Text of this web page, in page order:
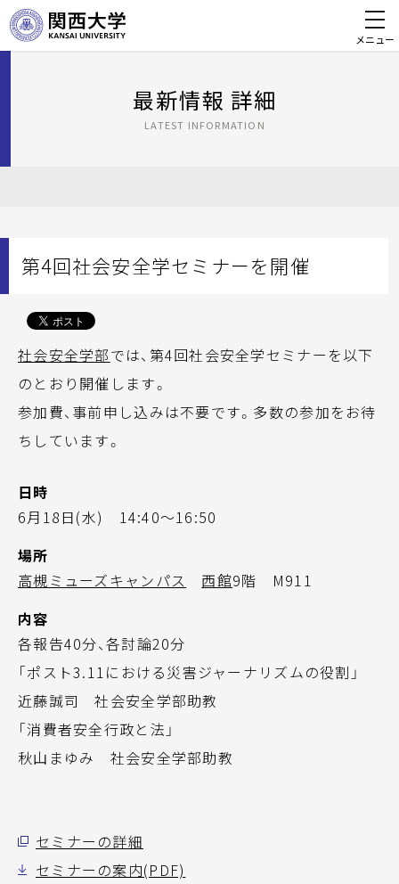
メニュー
最新情報 詳細
LATEST INFORMATION
第4回社会安全学セミナーを開催
社会安全学部では、第4回社会安全学セミナーを以下
のとおり開催します。
参加費、事前申し込みは不要です。多数の参加をお待
ちしています。
日時
6月18日(水) 14:40～16:50
場所
高槻ミューズキャンパス
西館9階 M911
内容
各報告40分、各討論20分
「ポスト3.11における災害ジャーナリズムの役割」
近藤誠司 社会安全学部助教
「消費者安全行政と法」
秋山まゆみ 社会安全学部助教
セミナーの詳細
セミナーの案内(PDF)